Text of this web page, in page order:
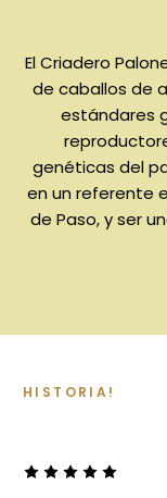
El Criadero
de caballos de
estándares
genéticas del
en un referente
de Paso, y ser
HISTORIA!